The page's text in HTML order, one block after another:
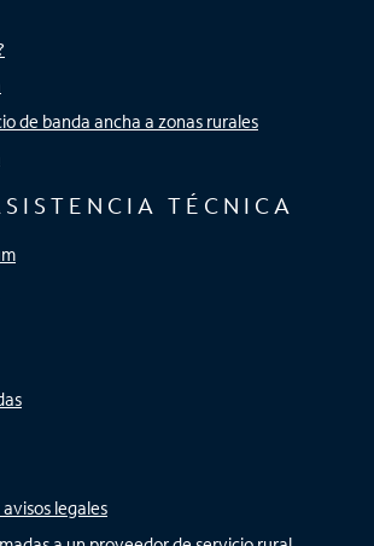
de banda ancha a zonas rurales
TÉCNICA
legales